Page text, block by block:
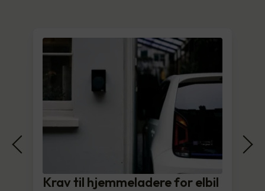
Krav til hjemmeladere for elbil